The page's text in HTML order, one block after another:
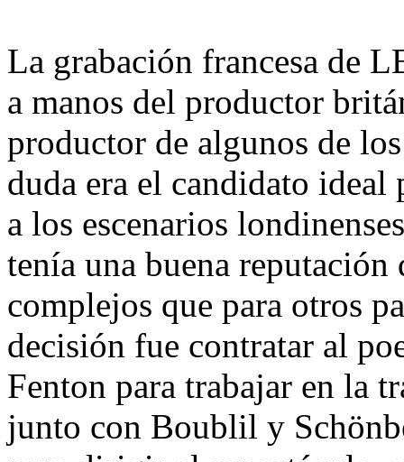
La grabación francesa de
a manos del productor
productor de algunos de
duda era el candidato
a los escenarios
tenía una buena reputación
complejos que para otros
decisión fue contratar al
Fenton para trabajar en la
junto con Boublil y